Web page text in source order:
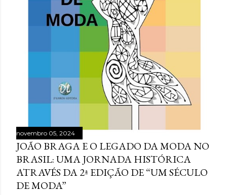
novembro 05, 2024
JOÃO BRAGA E O LEGADO DA MODA NO
BRASIL: UMA JORNADA HISTÓRICA
ATRAVÉS DA 2ª EDIÇÃO DE “UM SÉCULO
DE MODA”